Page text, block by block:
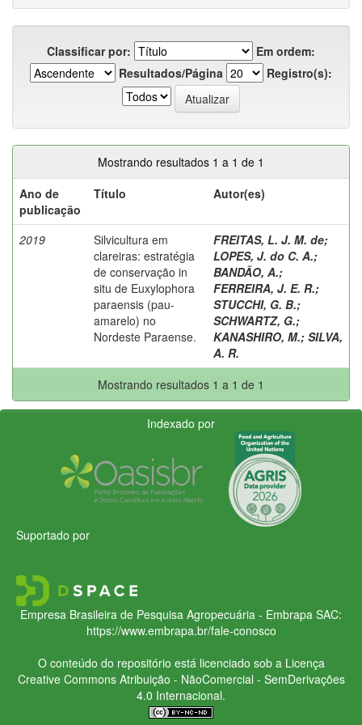
Classificar por:
Em ordem:
Resultados/Página
Registro(s):
Mostrando resultados 1 a 1 de 1
Ano de
publicação
Título Autor(es)
2019
Silvicultura em
clareiras: estratégia
de conservação in
situ de Euxylophora
paraensis (pau-
amarelo) no
Nordeste Paraense.
FREITAS, L. J. M. de;
LOPES, J. do C. A.;
BANDÃO, A.;
FERREIRA, J. E. R.;
STUCCHI, G. B.;
SCHWARTZ, G.;
KANASHIRO, M.; SILVA,
A. R.
Mostrando resultados 1 a 1 de 1
Indexado por
Suportado por
Empresa Brasileira de Pesquisa Agropecuária - Embrapa SAC:
https://www.embrapa.br/fale-conosco
O conteúdo do repositório está licenciado sob a Licença
Creative CommonsAtribuição - NãoComercial - SemDerivações
4.0 Internacional.